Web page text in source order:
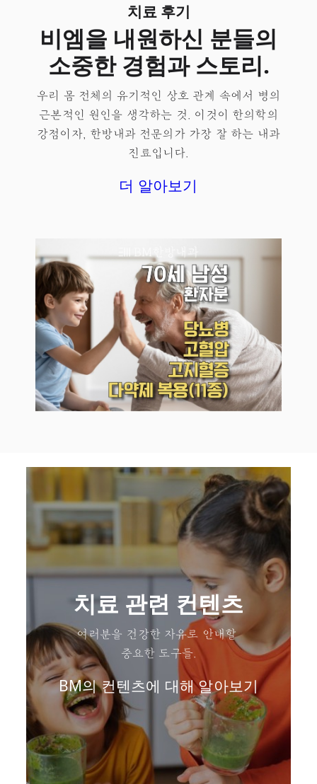
치료 후기
비엠을 내원하신 분들의
소중한 경험과 스토리.
우리 몸 전체의 유기적인 상호 관계 속에서 병의
근본적인 원인을 생각하는 것. 이것이 한의학의
강점이자, 한방내과 전문의가 가장 잘 하는 내과
진료입니다.
더 알아보기
치료 관련 컨텐츠
여러분을 건강한 자유로 안내할
중요한 도구들.
BM의 컨텐츠에 대해 알아보기